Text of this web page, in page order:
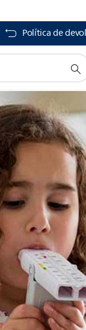
Política de